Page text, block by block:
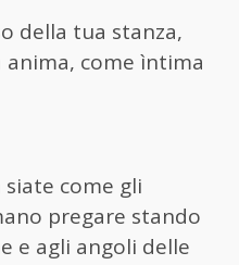
della tua stanza,
come ìntima
come gli
pregare stando
e agli angoli delle